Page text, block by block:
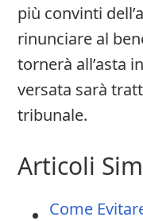
più convinti
rinunciare al
tornerà all’asta
versata sarà
tribunale.
Articoli
Come